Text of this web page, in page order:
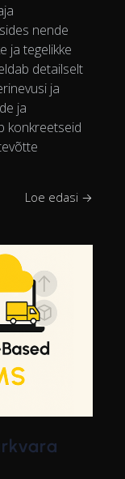
nende
ja tegelikke
detailselt
ja
ja
konkreetseid
Loe edasi →